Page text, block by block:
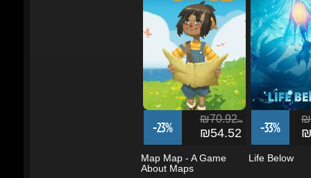
-23%
₪70.92
₪54.52
Map Map - A Game
About Maps
הוסף לסל
-33%
Life Below
לסל